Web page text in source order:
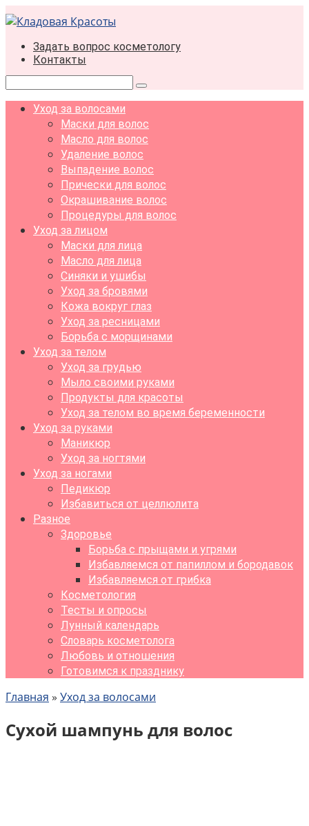
Перейти
к
контентуЗадать вопрос косметологу
Контакты
Поиск:
Уход за волосами
Маски для волос
Масло для волос
Удаление волос
Выпадение волос
Прически для волос
Окрашивание волос
Процедуры для волос
Уход за лицом
Маски для лица
Масло для лица
Синяки и ушибы
Уход за бровями
Кожа вокруг глаз
Уход за ресницами
Борьба с морщинами
Уход за телом
Уход за грудью
Мыло своими руками
Продукты для красоты
Уход за телом во время беременности
Уход за руками
Маникюр
Уход за ногтями
Уход за ногами
Педикюр
Избавиться от целлюлита
Разное
Здоровье
Борьба с прыщами и угрями
Избавляемся от папиллом и бородавок
Избавляемся от грибка
Косметология
Тесты и опросы
Лунный календарь
Словарь косметолога
Любовь и отношения
Готовимся к празднику
Главная » Уход за волосами
Сухой шампунь для волос